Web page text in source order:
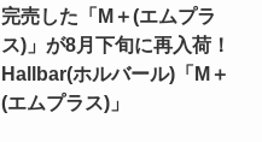
完売した「M＋(エムプラ
ス)」が8月下旬に再入荷！
Hallbar(ホルバール)「M＋
(エムプラス)」